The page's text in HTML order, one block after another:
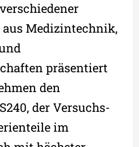
Medizintechnik,
präsentiert
den
der Versuchs-
im